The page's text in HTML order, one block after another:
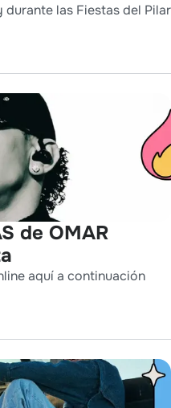
las Fiestas del Pilar
de OMAR
aquí a continuación